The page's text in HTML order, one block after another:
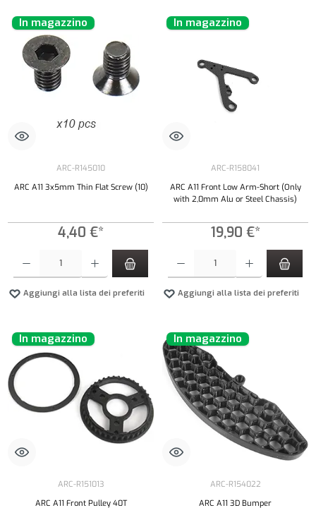
In magazzino
ARC-R145010
ARC A11 3x5mm Thin Flat Screw (10)
4,40 €*
Aggiungi alla lista dei preferiti
In magazzino
ARC-R158041
ARC A11 Front Low Arm-Short (Only
with 2,0mm Alu or Steel Chassis)
19,90 €*
Aggiungi alla lista dei preferiti
In magazzino
ARC-R151013
ARC A11 Front Pulley 40T
In magazzino
ARC-R154022
ARC A11 3D Bumper